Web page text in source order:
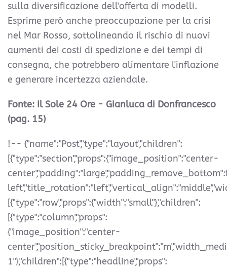
sulla diversificazione dell'offerta di modelli.
Esprime però anche preoccupazione per la crisi
nel Mar Rosso, sottolineando il rischio di nuovi
aumenti dei costi di spedizione e dei tempi di
consegna, che potrebbero alimentare l'inflazione
e generare incertezza aziendale.
Fonte: Il Sole 24 Ore - Gianluca di Donfrancesco
(pag. 15)
!-- {"name":"Post","type":"layout","children":
[{"type":"section","props":{"image_position":"center-
[{"type":"row","props":{"width":"small"},"children":
[{"type":"column","props":
{"image_position":"center-
1"},"children":[{"type":"headline","props":